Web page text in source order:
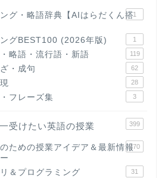
グ・略語辞典【AIはらだくん搭1
グBEST100 (2026年版) 1
略語・流行語・新語 119
・成句 62
28
フレーズ集 3
受けたい英語の授業 399
ための授業アイデア＆最新情報170
＆プログラミング 31